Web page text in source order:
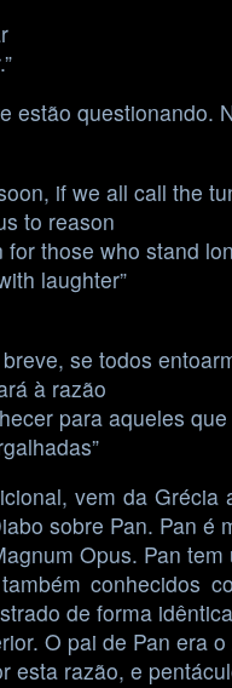
estão questionando.
if we all call the
to reason
those who stand
laughter”
se todos
à razão
para aqueles
vem da
sobre Pan. Pan
Opus. Pan
conhecidos
de forma
O pai de Pan era
esta razão, e